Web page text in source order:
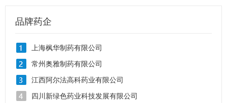
品牌药企
上海枫华制药有限公司
常州奥雅制药有限公司
江西阿尔法高科药业有限公司
四川新绿色药业科技发展有限公司